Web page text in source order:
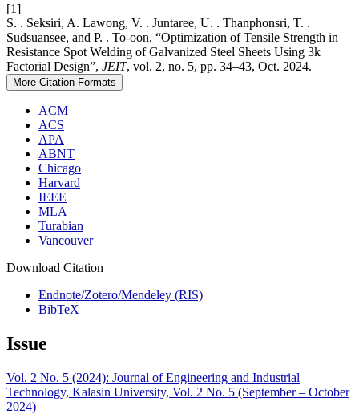
[1]
S. . Seksiri, A. Lawong, V. . Juntaree, U. . Thanphonsri, T. .
Sudsuansee, and P. . To-oon, “Optimization of Tensile Strength in
Resistance Spot Welding of Galvanized Steel Sheets Using 3k
Factorial Design”, JEIT, vol. 2, no. 5, pp. 34–43, Oct. 2024.
More Citation Formats
ACM
ACS
APA
ABNT
Chicago
Harvard
IEEE
MLA
Turabian
Vancouver
Download Citation
Endnote/Zotero/Mendeley (RIS)
BibTeX
Issue
Vol. 2 No. 5 (2024): Journal of Engineering and Industrial
Technology, Kalasin University, Vol. 2 No. 5 (September – October
2024)